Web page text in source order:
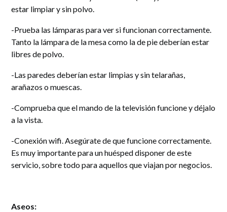
estar limpiar y sin polvo.
-Prueba las lámparas para ver si funcionan correctamente.
Tanto la lámpara de la mesa como la de pie deberían estar
libres de polvo.
-Las paredes deberían estar limpias y sin telarañas,
arañazos o muescas.
-Comprueba que el mando de la televisión funcione y déjalo
a la vista.
-Conexión wifi. Asegúrate de que funcione correctamente.
Es muy importante para un huésped disponer de este
servicio, sobre todo para aquellos que viajan por negocios.
Aseos: